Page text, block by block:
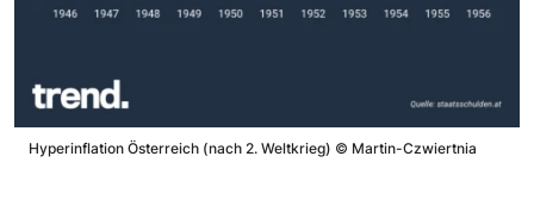
Hyperinflation Österreich (nach 2. Weltkrieg) © Martin-Czwiertnia